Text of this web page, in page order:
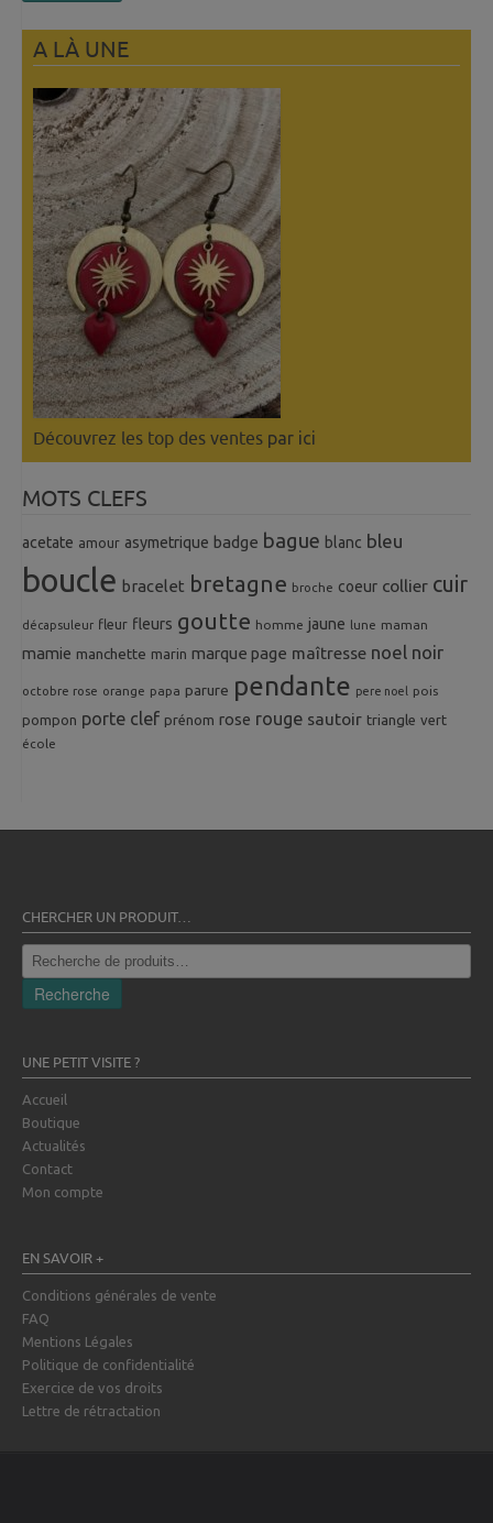
A LÀ UNE
Découvrez les top des ventes par ici
MOTS CLEFS
acetate amour asymetrique badge bague blanc bleu
boucle bracelet bretagne broche coeur collier cuir
décapsuleur fleur fleurs goutte homme jaune lune maman
mamie manchette marin marque page maîtresse noel noir
octobre rose orange papa parure pendante pere noel pois
pompon porte clef prénom rose rouge sautoir triangle vert
école
CHERCHER UN PRODUIT…
Recherche
pour :
Recherche
UNE PETIT VISITE ?
Accueil
Boutique
Actualités
Contact
Mon compte
EN SAVOIR +
Conditions générales de vente
FAQ
Mentions Légales
Politique de confidentialité
Exercice de vos droits
Lettre de rétractation